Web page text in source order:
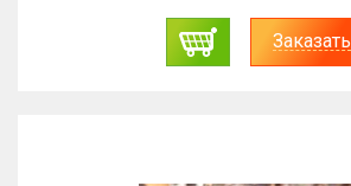
Заказать